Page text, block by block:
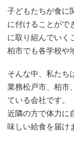
子どもたちが食に
に付けることがで
に取り組んでいく
柏市でも各学校や
そんな中、私たち
業務松戸市、柏市
ている会社です。
近隣の方で体力に
味しい給食を届け